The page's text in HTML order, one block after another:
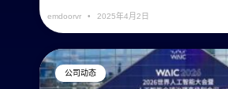
emdoorvr 2025年4月2日
公司动态